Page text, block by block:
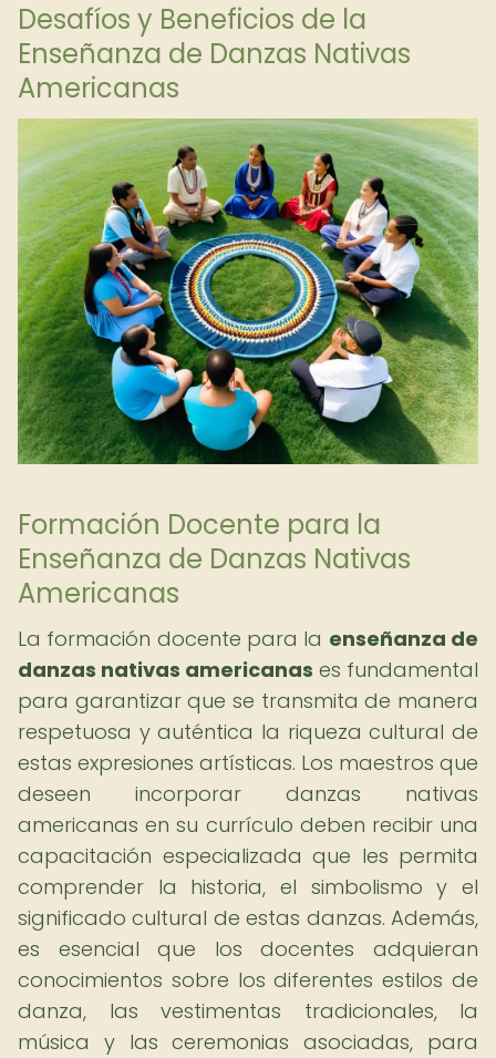
Desafíos y Beneficios de la
Enseñanza de Danzas Nativas
Americanas
Formación Docente para la
Enseñanza de Danzas Nativas
Americanas
La formación docente para la enseñanza de
danzas nativas americanas es fundamental
para garantizar que se transmita de manera
respetuosa y auténtica la riqueza cultural de
estas expresiones artísticas. Los maestros que
deseen incorporar danzas nativas
americanas en su currículo deben recibir una
capacitación especializada que les permita
comprender la historia, el simbolismo y el
significado cultural de estas danzas. Además,
es esencial que los docentes adquieran
conocimientos sobre los diferentes estilos de
danza, las vestimentas tradicionales, la
música y las ceremonias asociadas, para